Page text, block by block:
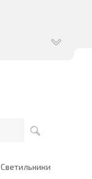
Светильники